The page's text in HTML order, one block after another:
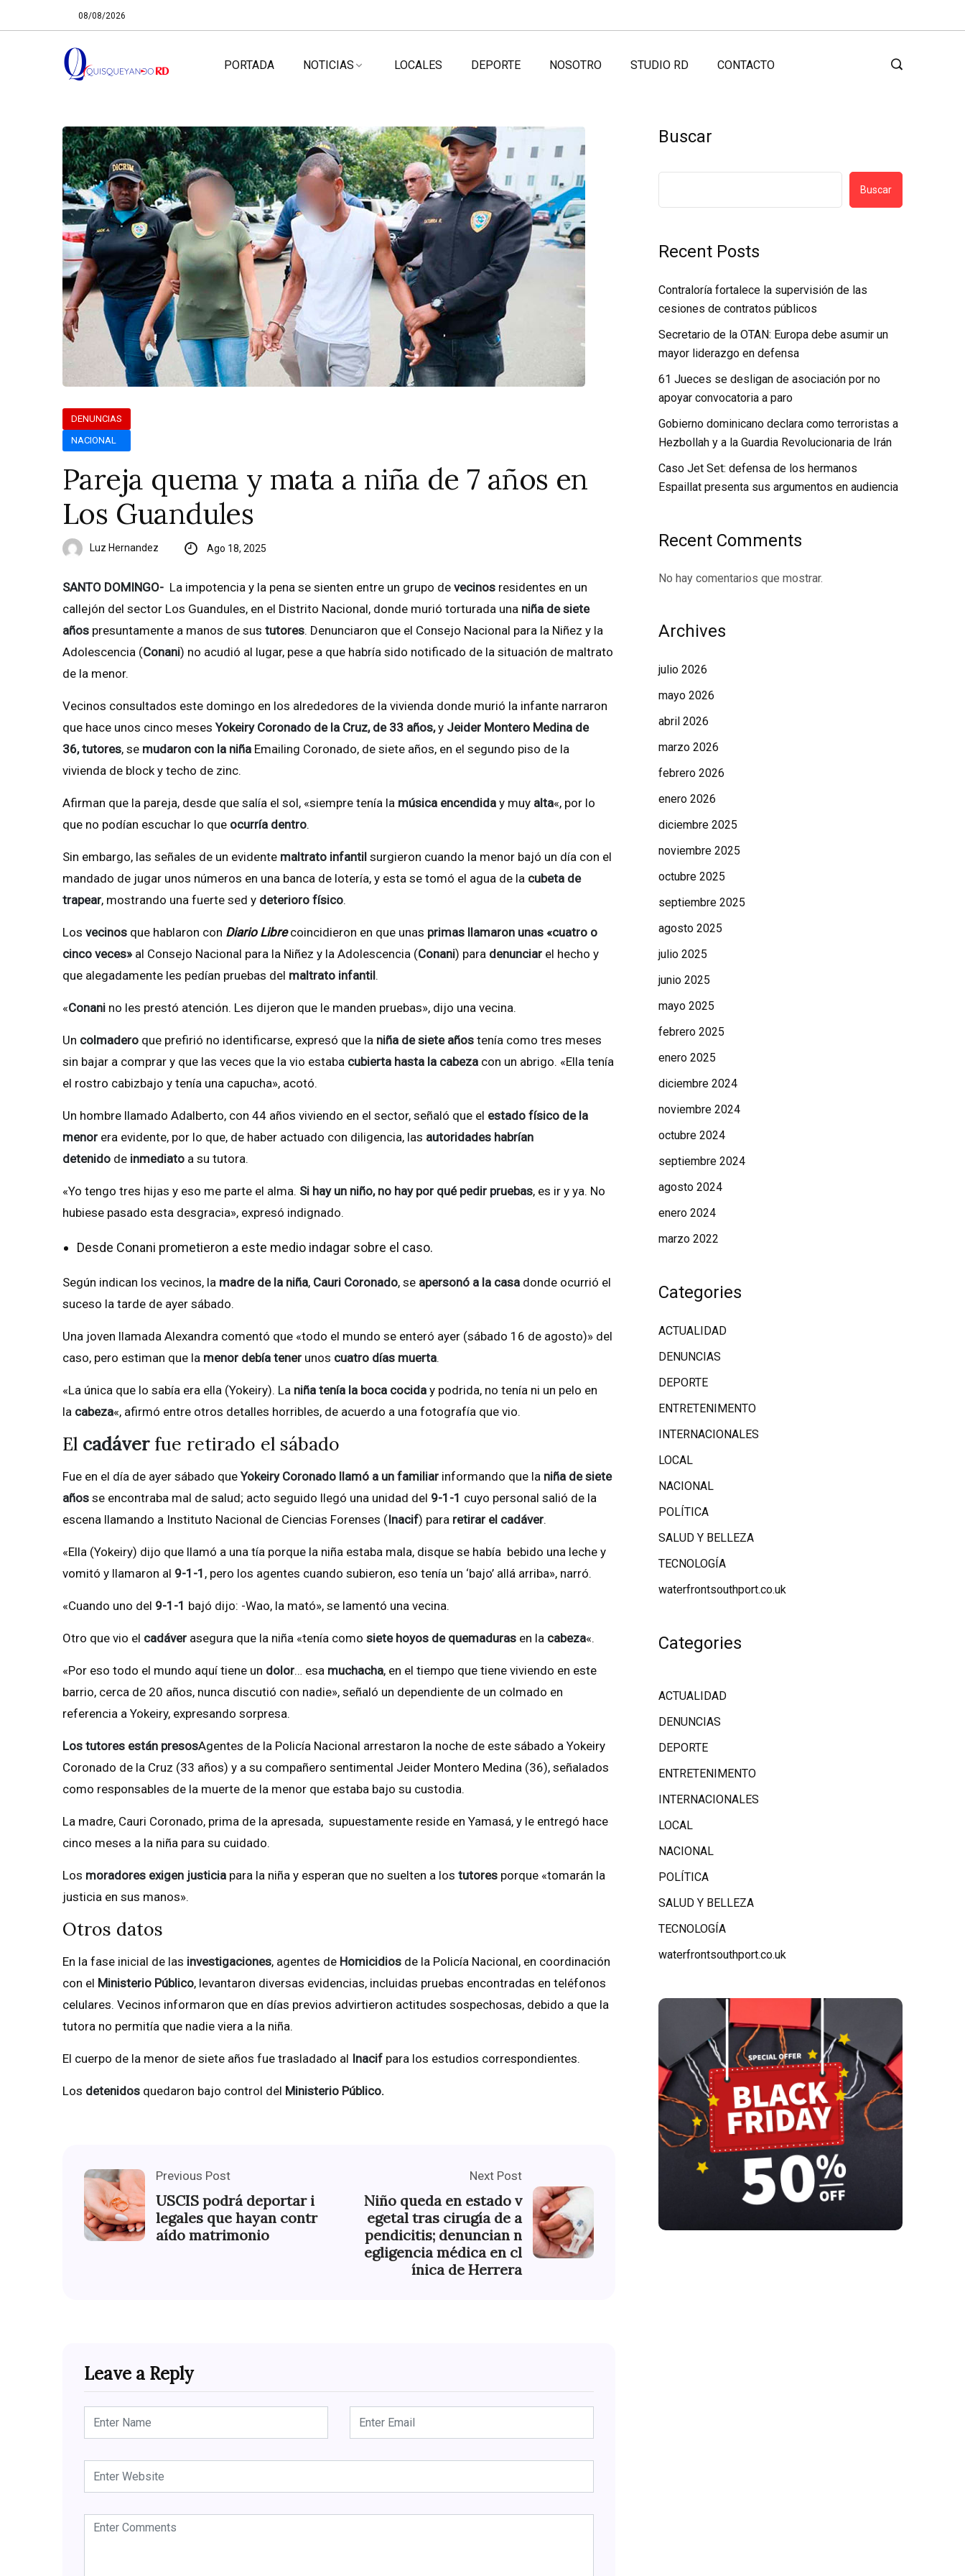
08/08/2026
PORTADA NOTICIAS LOCALES DEPORTE NOSOTRO STUDIO RD CONTACTO
DENUNCIAS
NACIONAL
Pareja quema y mata a niña de 7 años en
Los Guandules
Luz Hernandez Ago 18, 2025
SANTO DOMINGO- La impotencia y la pena se sienten entre un grupo de vecinos residentes en un
callejón del sector Los Guandules, en el Distrito Nacional, donde murió torturada una niña de siete
años presuntamente a manos de sus tutores. Denunciaron que el Consejo Nacional para la Niñez y la
Adolescencia (Conani) no acudió al lugar, pese a que habría sido notificado de la situación de maltrato
de la menor.
Vecinos consultados este domingo en los alrededores de la vivienda donde murió la infante narraron
que hace unos cinco mesesYokeiry Coronado de la Cruz, de 33 años,y Jeider Montero Medina de
36, tutores, se mudaron con la niña Emailing Coronado, de siete años, en el segundo piso de la
vivienda de block y techo de zinc.
Afirman que la pareja, desde que salía el sol, «siempre tenía la música encendida y muy alta«, por lo
que no podían escuchar lo que ocurría dentro.
Sin embargo, las señales de un evidente maltrato infantil surgieron cuando la menor bajó un día con el
mandado de jugar unos números en una banca de lotería, y esta se tomó el agua de la cubeta de
trapear, mostrando una fuerte sed y deterioro físico.
Los vecinos que hablaron con Diario Librecoincidieron en que unas primas llamaron unas «cuatro o
cinco veces» al Consejo Nacional para la Niñez y la Adolescencia (Conani) para denunciar el hecho y
que alegadamente les pedían pruebas del maltrato infantil.
«Conani no les prestó atención. Les dijeron que le manden pruebas», dijo una vecina.
Un colmadero que prefirió no identificarse, expresó que la niña de siete años tenía como tres meses
sin bajar a comprar y que las veces que la vio estaba cubierta hasta la cabeza con un abrigo. «Ella tenía
el rostro cabizbajo y tenía una capucha», acotó.
Un hombre llamado Adalberto, con 44 años viviendo en el sector, señaló que el estado físico de la
menor era evidente, por lo que, de haber actuado con diligencia, las autoridades habrían
detenido de inmediato a su tutora.
«Yo tengo tres hijas y eso me parte el alma. Si hay un niño, no hay por qué pedir pruebas, es ir y ya. No
hubiese pasado esta desgracia», expresó indignado.
Desde Conani prometieron a este medio indagar sobre el caso.
Según indican los vecinos, la madre de la niña, Cauri Coronado, se apersonó a la casa donde ocurrió el
suceso la tarde de ayer sábado.
Una joven llamada Alexandra comentó que «todo el mundo se enteró ayer (sábado 16 de agosto)» del
caso, pero estiman que la menor debía tener unos cuatro días muerta.
«La única que lo sabía era ella (Yokeiry). La niña tenía la boca cocida y podrida, no tenía ni un pelo en
la cabeza«, afirmó entre otros detalles horribles, de acuerdo a una fotografía que vio.
El cadáverfue retirado el sábado
Fue en el día de ayer sábado queYokeiry Coronado llamó a un familiar informando que la niña de siete
años se encontraba mal de salud; acto seguido llegó una unidad del 9-1-1 cuyo personal salió de la
escena llamando a Instituto Nacional de Ciencias Forenses (Inacif) para retirar el cadáver.
«Ella (Yokeiry) dijo que llamó a una tía porque la niña estaba mala, disque se había bebido una leche y
vomitó y llamaron al 9-1-1 , pero los agentes cuando subieron, eso tenía un ‘bajo’ allá arriba», narró.
«Cuando uno del 9-1-1 bajó dijo: -Wao, la mató», se lamentó una vecina.
Otro que vio el cadáver asegura que la niña «tenía como siete hoyos de quemaduras en la cabeza«.
«Por eso todo el mundo aquí tiene un dolor… esa muchacha, en el tiempo que tiene viviendo en este
barrio, cerca de 20 años, nunca discutió con nadie», señaló un dependiente de un colmado en
referencia a Yokeiry, expresando sorpresa.
Los tutores están presosAgentes de la Policía Nacional arrestaron la noche de este sábado a Yokeiry
Coronado de la Cruz (33 años) y a su compañero sentimental Jeider Montero Medina (36), señalados
como responsables de la muerte de la menor que estaba bajo su custodia.
La madre, Cauri Coronado, prima de la apresada, supuestamente reside en Yamasá, y le entregó hace
cinco meses a la niña para su cuidado.
Los moradores exigen justicia para la niña y esperan que no suelten a los tutores porque «tomarán la
justicia en sus manos».
Otros datos
En la fase inicial de las investigaciones, agentes de Homicidios de la Policía Nacional, en coordinación
con el Ministerio Público, levantaron diversas evidencias, incluidas pruebas encontradas en teléfonos
celulares. Vecinos informaron que en días previos advirtieron actitudes sospechosas, debido a que la
tutora no permitía que nadie viera a la niña.
El cuerpo de la menor de siete años fue trasladado al Inacif para los estudios correspondientes.
Los detenidos quedaron bajo control del Ministerio Público.
Previous Post
USCIS podrá deportar i
legales que hayan contr
aído matrimonio
Next Post
Niño queda en estado v
egetal tras cirugía de a
pendicitis; denuncian n
egligencia médica en cl
ínica de Herrera
Leave a Reply
Buscar
Buscar
Recent Posts
Contraloría fortalece la supervisión de las
cesiones de contratos públicos
Secretario de la OTAN: Europa debe asumir un
mayor liderazgo en defensa
61 Jueces se desligan de asociación por no
apoyar convocatoria a paro
Gobierno dominicano declara como terroristas a
Hezbollah y a la Guardia Revolucionaria de Irán
Caso Jet Set: defensa de los hermanos
Espaillat presenta sus argumentos en audiencia
Recent Comments
No hay comentarios que mostrar.
Archives
julio 2026
mayo 2026
abril 2026
marzo 2026
febrero 2026
enero 2026
diciembre 2025
noviembre 2025
octubre 2025
septiembre 2025
agosto 2025
julio 2025
junio 2025
mayo 2025
febrero 2025
enero 2025
diciembre 2024
noviembre 2024
octubre 2024
septiembre 2024
agosto 2024
enero 2024
marzo 2022
Categories
ACTUALIDAD
DENUNCIAS
DEPORTE
ENTRETENIMENTO
INTERNACIONALES
LOCAL
NACIONAL
POLÍTICA
SALUD Y BELLEZA
TECNOLOGÍA
waterfrontsouthport.co.uk
Categories
ACTUALIDAD
DENUNCIAS
DEPORTE
ENTRETENIMENTO
INTERNACIONALES
LOCAL
NACIONAL
POLÍTICA
SALUD Y BELLEZA
TECNOLOGÍA
waterfrontsouthport.co.uk